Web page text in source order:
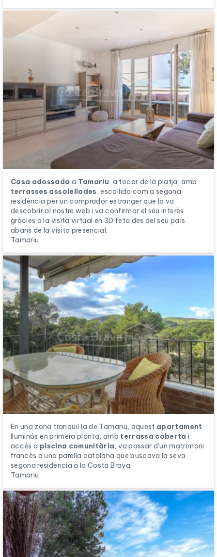
Casa adossada a Tamariu, a tocar de la platja, amb
terrasses assolellades, escollida com a segona
residència per un comprador estranger que la va
descobrir al nostre web i va confirmar el seu interès
gràcies a la visita virtual en 3D feta des del seu país
abans de la visita presencial.
Tamariu
En una zona tranquil·la de Tamariu, aquest apartament
lluminós en primera planta, amb terrassa coberta i
accés a piscina comunitària, va passar d’un matrimoni
francès a una parella catalana que buscava la seva
segona residència a la Costa Brava.
Tamariu